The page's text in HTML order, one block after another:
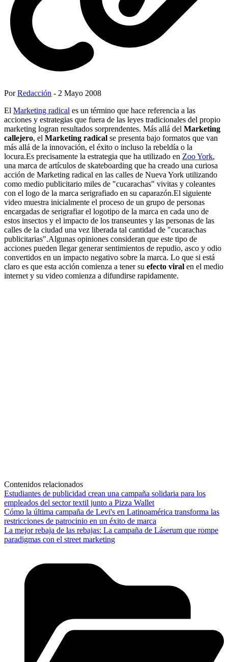
PorRedacción - 2 Mayo 2008
El Marketing radical es un término que hace referencia a las
acciones y estrategias que fuera de las leyes tradicionales del propio
marketing logran resultados sorprendentes. Más allá del Marketing
callejero, el Marketing radical se presenta bajo formatos que van
más allá de la innovación, el éxito o incluso la rebeldía o la
locura.Es precisamente la estrategia que ha utilizado en Zoo York,
una marca de artículos de skateboarding que ha creado una curiosa
acción de Marketing radical en las calles de Nueva York utilizando
como medio publicitario miles de "cucarachas" vivitas y coleantes
con el logo de la marca serigrafiado en su caparazón.El siguiente
video muestra inicialmente el proceso de un grupo de personas
encargadas de serigrafiar el logotipo de la marca en cada uno de
estos insectos y el impacto de los transeuntes y las personas de las
calles de la ciudad una vez liberada tal cantidad de "cucarachas
publicitarias".Algunas opiniones consideran que este tipo de
acciones pueden llegar generar sentimientos de repudio, asco y odio
convertidos en un impacto negativo sobre la marca. Lo que si está
claro es que esta acción comienza a tener su efecto viral en el medio
internet y su video comienza a difundirse rapidamente.
Contenidos relacionados
Estudiantes de publicidad crean una campaña solidaria para los
empleados del sector textil junto a Pizza Wallet
Cómo la última campaña de Levi's en Latinoamérica transforma las
restricciones de patrocinio en un éxito de marca
La mejor rebaja de las rebajas: La campaña de Láserum que rompe
paradigmas con el street marketing